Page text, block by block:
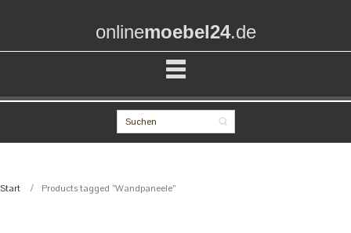
onlinemoebel24.de
Start Products tagged “Wandpaneele”